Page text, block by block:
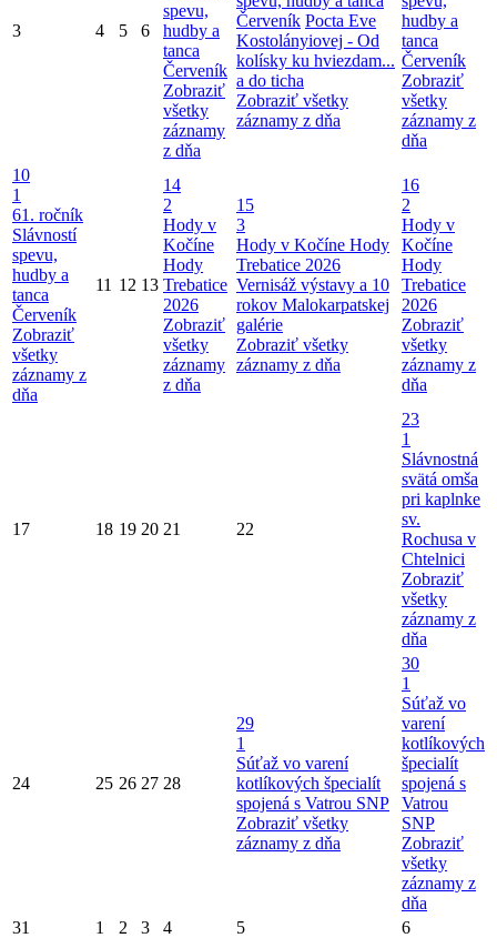
3 4 5 6
spevu,
hudby a
tanca
Červeník
Zobraziť
všetky
záznamy
z dňa
Červeník Pocta Eve
Kostolányiovej - Od
kolísky ku hviezdam...
a do ticha
Zobraziť všetky
záznamy z dňa
hudby a
tanca
Červeník
Zobraziť
všetky
záznamy z
dňa
10
1
61. ročník
Slávností
spevu,
hudby a
tanca
Červeník
Zobraziť
všetky
záznamy z
dňa
11 12 13
14
2
Hody v
Kočíne
Hody
Trebatice
2026
Zobraziť
všetky
záznamy
z dňa
15
3
Hody v Kočíne Hody
Trebatice 2026
Vernisáž výstavy a 10
rokov Malokarpatskej
galérie
Zobraziť všetky
záznamy z dňa
16
2
Hody v
Kočíne
Hody
Trebatice
2026
Zobraziť
všetky
záznamy z
dňa
17 18 19 20 21 22
23
1
Slávnostná
svätá omša
pri kaplnke
sv.
Rochusa v
Chtelnici
Zobraziť
všetky
záznamy z
dňa
24 25 26 27 28
29
1
Súťaž vo varení
kotlíkových špecialít
spojená s Vatrou SNP
Zobraziť všetky
záznamy z dňa
30
1
Súťaž vo
varení
kotlíkových
špecialít
spojená s
Vatrou
SNP
Zobraziť
všetky
záznamy z
dňa
31
1 2 3 4 5 6